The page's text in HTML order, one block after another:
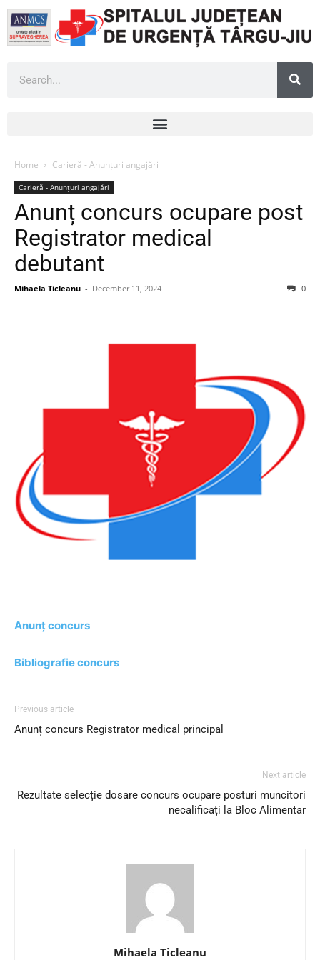
Home Carieră - Anunțuri angajări
Carieră - Anunțuri angajări
Anunț concurs ocupare post
Registrator medical
debutant
Mihaela Ticleanu - December 11, 2024 0
Anunț concurs
Bibliografie concurs
Previous article
Anunț concurs Registrator medical principal
Next article
Rezultate selecție dosare concurs ocupare posturi muncitori
necalificați la Bloc Alimentar
Mihaela Ticleanu